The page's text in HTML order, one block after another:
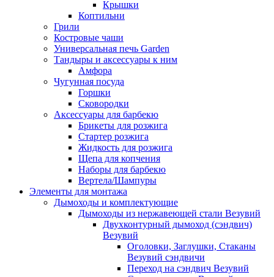
Крышки
Коптильни
Грили
Костровые чаши
Универсальная печь Garden
Тандыры и аксессуары к ним
Амфора
Чугунная посуда
Горшки
Сковородки
Аксессуары для барбекю
Брикеты для розжига
Стартер розжига
Жидкость для розжига
Щепа для копчения
Наборы для барбекю
Вертела/Шампуры
Элементы для монтажа
Дымоходы и комплектующие
Дымоходы из нержавеющей стали Везувий
Двухконтурный дымоход (сэндвич)
Везувий
Оголовки, Заглушки, Стаканы
Везувий сэндвичи
Переход на сэндвич Везувий